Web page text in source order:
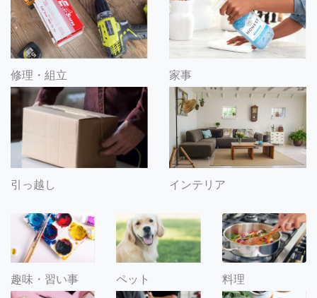
修理・組立 家事
引っ越し インテリア
趣味・習い事 ペット 料理